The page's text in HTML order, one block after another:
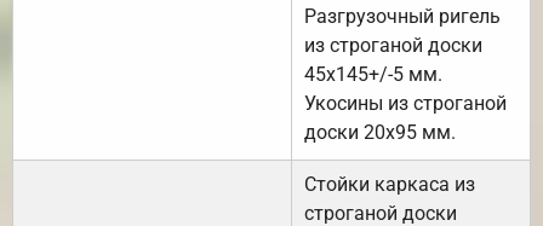
Разгрузочный ригель
из строганой доски
45х145+/-5 мм.
Укосины из строганой
доски 20х95 мм.
Стойки каркаса из
строганой доски